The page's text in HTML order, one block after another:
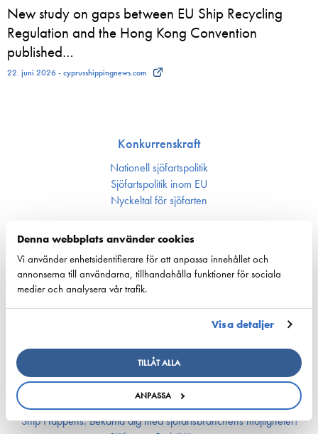
Denna webbplats använder cookies
Vi använder enhetsidentifierare för att anpassa innehållet och
annonserna till användarna, tillhandahålla funktioner för sociala
medier och analysera vår trafik.
Visa detaljer
TILLÅT ALLA
ANPASSA
New study on gaps between EU Ship Recycling
Regulation and the Hong Kong Convention
published…
22. juni 2026 - cyprusshippingnews.com
Konkurrenskraft
Nationell sjöfartspolitik
Sjöfarts­politik inom EU
Nyckeltal för sjöfarten
Ansvarsfullhet
Försörjnings­beredskap
Miljön och klimat
Säkerhet
Arbetsmarknad och kompetens
Bemannings och kompetens­frågor
Rederierna i Finland med i Företagsbyn
Arbetsmarknadsfrågor
Ship Happens: Bekanta dig med sjöfartsbranchens möjligheter!